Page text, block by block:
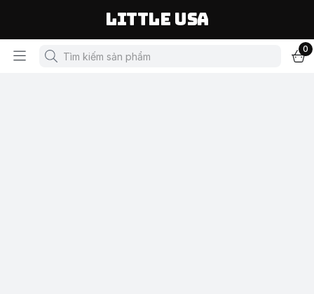
LITTLE USA
0